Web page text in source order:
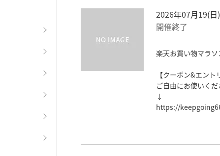
2026年07月19(
開催終了
楽天お買い物マラ
【クーポン&エン
ご自由にお使いくだ
↓
https://